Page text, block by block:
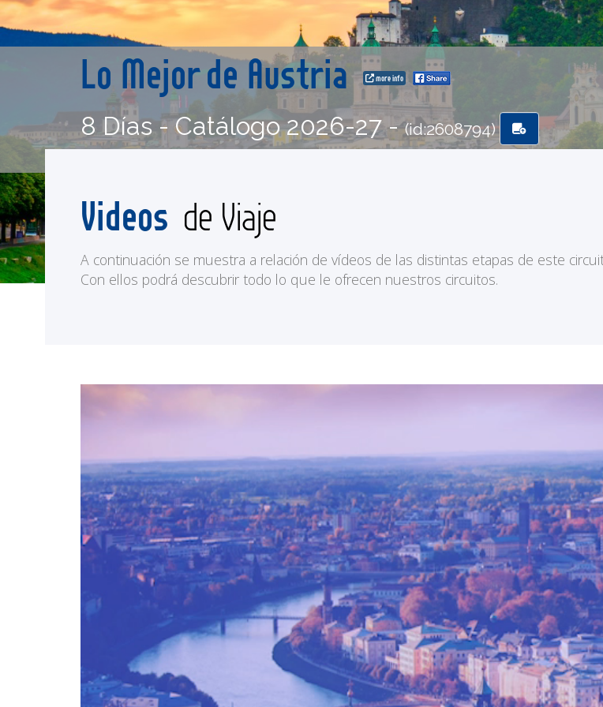
Lo Mejor de Austria more info
8 Días - Catálogo 2026-27 -(id:2608794)
Videos de Viaje
A continuación se muestra a relación de vídeos de las distintas etapas de este
Con ellos podrá descubrir todo lo que le ofrecen nuestros circuitos.